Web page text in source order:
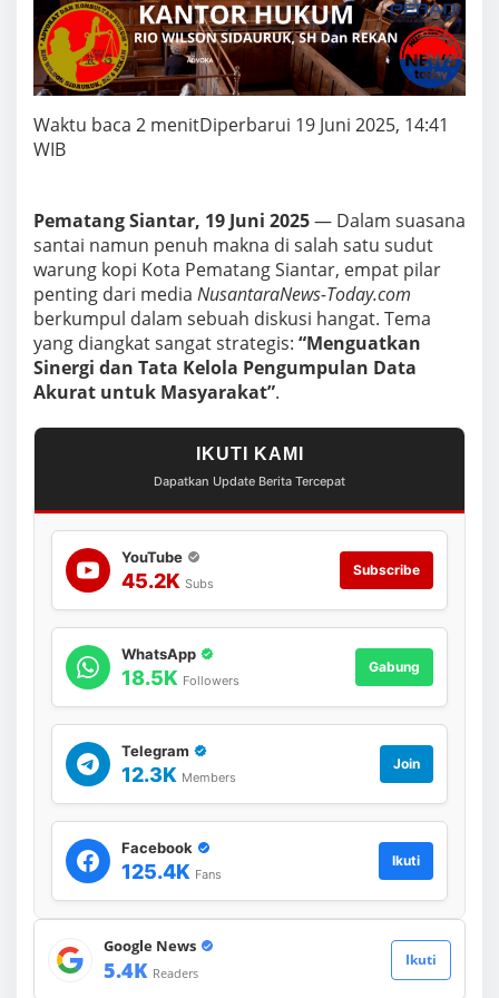
r
:
P
e
r
k
i
n
e
r
g
i
d
a
A
k
u
r
a
t
u
t
u
k
M
a
D
e
p
n
M
e
d
Waktu baca 2 menitDiperbarui 19 Juni 2025, 14:41
WIB
Pematang Siantar, 19 Juni 2025— Dalam suasana
santai namun penuh makna di salah satu sudut
warung kopi Kota Pematang Siantar, empat pilar
penting dari media NusantaraNews-Today.com
berkumpul dalam sebuah diskusi hangat. Tema
yang diangkat sangat strategis: “Menguatkan
Sinergi dan Tata Kelola Pengumpulan Data
Akurat untuk Masyarakat”.
IKUTI KAMI
Dapatkan Update Berita Tercepat
YouTube
45.2K Subs
Subscribe
WhatsApp
18.5K Followers
Gabung
Telegram
12.3K Members
Join
Facebook
125.4K Fans
Ikuti
Google News
5.4K Readers
Ikuti